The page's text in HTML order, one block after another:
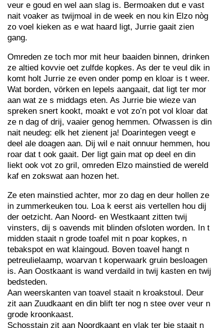
veur e goud en wel aan slag is. Bermoaken dut e vast
nait voaker as twijmoal in de week en nou kin Elzo nòg
zo voel kieken as e wat haard ligt, Jurrie gaait zien
gang.
Omreden ze toch mor mit heur baaiden binnen, drinken
ze altied kovvie oet zulfde kopkes. As der te veul dik in
komt holt Jurrie ze even onder pomp en kloar is t weer.
Wat borden, vörken en lepels aangaait, dat ligt ter mor
aan wat ze s middags eten. As Jurrie bie wieze van
spreken snert kookt, moakt e vot zo’n pot vol kloar dat
ze n dag of drij, vaaier genog hemmen. Ofwassen is din
nait neudeg: elk het zienent ja! Doarintegen veegt e
deel ale doagen aan. Dij wil e nait onnuur hemmen, hou
roar dat t ook gaait. Der ligt gain mat op deel en din
liekt ook vot zo gril, omreden Elzo mainstied de wereld
kaf en zokswat aan hozen het.
Ze eten mainstied achter, mor zo dag en deur hollen ze
in zummerkeuken tou. Loa k eerst ais vertellen hou dij
der oetzicht. Aan Noord- en Westkaant zitten twij
vinsters, dij s oavends mit blinden ofsloten worden. In t
midden staait n grode toafel mit n poar kopkes, n
tebakspot en wat klaingoud. Boven toavel hangt n
petreulielaamp, woarvan t koperwaark gruin besloagen
is. Aan Oostkaant is wand verdaild in twij kasten en twij
bedsteden.
Aan weerskanten van toavel staait n kroakstoul. Deur
zit aan Zuudkaant en din blift ter nog n stee over veur n
grode kroonkaast.
Schosstain zit aan Noordkaant en vlak ter bie staait n